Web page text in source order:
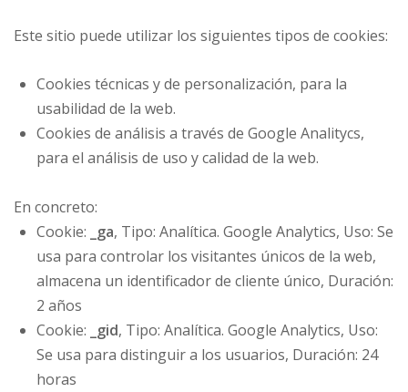
Este sitio puede utilizar los siguientes tipos de cookies:
Cookies técnicas y de personalización, para la
usabilidad de la web.
Cookies de análisis a través de Google Analitycs,
para el análisis de uso y calidad de la web.
En concreto:
Cookie:
_ga, Tipo: Analítica. Google Analytics, Uso: Se
usa para controlar los visitantes únicos de la web,
almacena un identificador de cliente único, Duración:
2 años
Cookie:
_gid, Tipo: Analítica. Google Analytics, Uso:
Se usa para distinguir a los usuarios, Duración: 24
horas